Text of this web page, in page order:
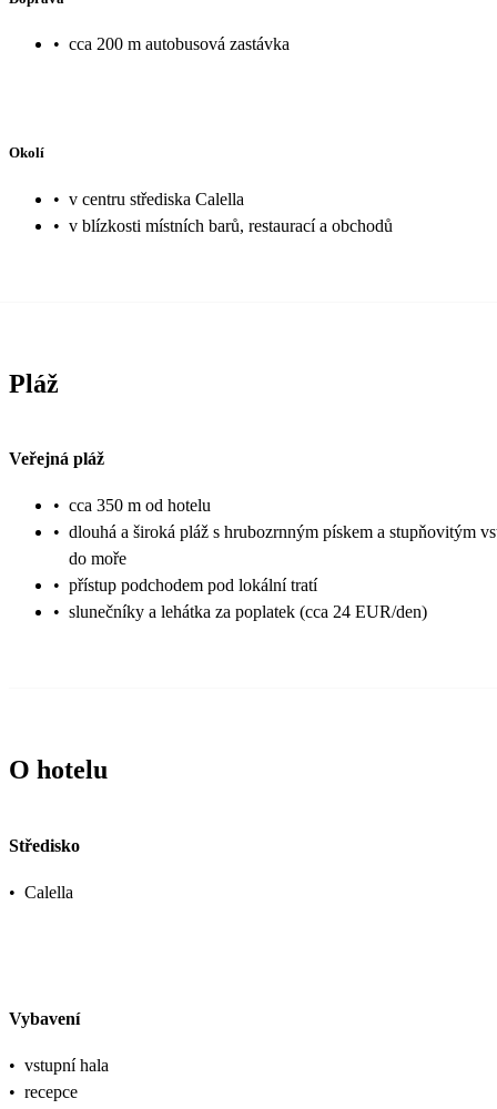
• cca 200 m autobusová zastávka
Okolí
• v centru střediska Calella
• v blízkosti místních barů, restaurací a obchodů
Pláž
Veřejná pláž
• cca 350 m od hotelu
• dlouhá a široká pláž s hrubozrnným pískem a stupňovitým
do moře
• přístup podchodem pod lokální tratí
• slunečníky a lehátka za poplatek (cca 24 EUR/den)
O hotelu
Středisko
• Calella
Vybavení
• vstupní hala
• recepce